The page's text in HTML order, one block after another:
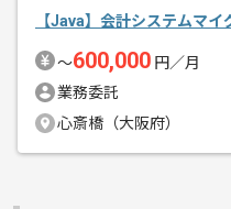
メント
こ
【Java】会計システムマ
〜600,000 円／月
業務委託
心斎橋（大阪府）